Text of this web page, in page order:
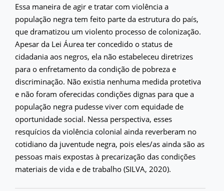
Essa maneira de agir e tratar com violência a
população negra tem feito parte da estrutura do país,
que dramatizou um violento processo de colonização.
Apesar da Lei Áurea ter concedido o status de
cidadania aos negros, ela não estabeleceu diretrizes
para o enfretamento da condição de pobreza e
discriminação. Não existia nenhuma medida protetiva
e não foram oferecidas condições dignas para que a
população negra pudesse viver com equidade de
oportunidade social. Nessa perspectiva, esses
resquícios da violência colonial ainda reverberam no
cotidiano da juventude negra, pois eles/as ainda são as
pessoas mais expostas à precarização das condições
materiais de vida e de trabalho (SILVA, 2020).